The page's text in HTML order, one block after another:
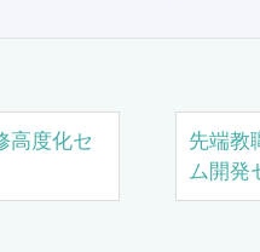
高度化セ
先端教
ム開発